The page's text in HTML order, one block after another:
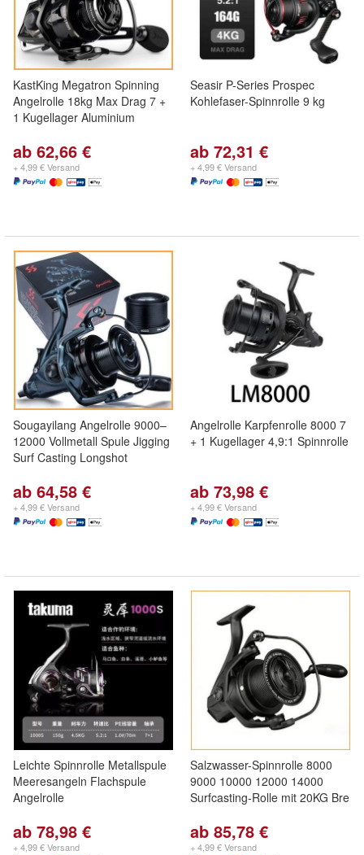
KastKing Megatron Spinning
Angelrolle 18kg Max Drag 7 +
1 Kugellager Aluminium
ab 62,66 €
+ 4,99 € Versand
Seasir P-Series Prospec
Kohlefaser-Spinnrolle 9 kg
ab 72,31 €
+ 4,99 € Versand
Sougayilang Angelrolle 9000–
12000 Vollmetall Spule Jigging
Surf Casting Longshot
ab 64,58 €
+ 4,99 € Versand
Angelrolle Karpfenrolle 8000 7
+ 1 Kugellager 4,9:1 Spinnrolle
ab 73,98 €
+ 4,99 € Versand
Leichte Spinnrolle Metallspule
Meeresangeln Flachspule
Angelrolle
ab 78,98 €
+ 4,99 € Versand
Salzwasser-Spinnrolle 8000
9000 10000 12000 14000
Surfcasting-Rolle mit 20KG Bre
ab 85,78 €
+ 4,99 € Versand